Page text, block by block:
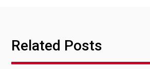
Related Posts